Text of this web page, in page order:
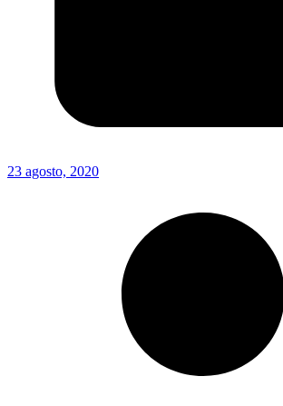
23 agosto, 2020